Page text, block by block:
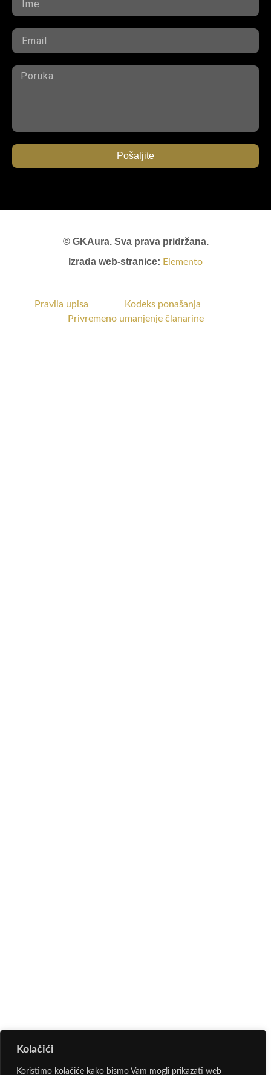
Kolačići
Koristimo kolačiće kako bismo Vam mogli prikazati web
Pošaljite
© GKAura. Sva prava pridržana.
Izrada web-stranice: Elemento
Pravila upisa
Kodeks ponašanja
Privremeno umanjenje članarine